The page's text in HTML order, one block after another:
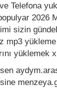
Telefona
2026
sizin
mp3
yüklemek